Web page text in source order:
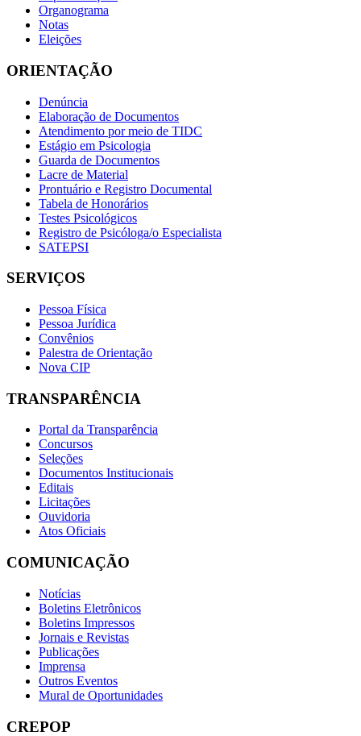
Organograma
Notas
Eleições
ORIENTAÇÃO
Denúncia
Elaboração de Documentos
Atendimento por meio de TIDC
Estágio em Psicologia
Guarda de Documentos
Lacre de Material
Prontuário e Registro Documental
Tabela de Honorários
Testes Psicológicos
Registro de Psicóloga/o Especialista
SATEPSI
SERVIÇOS
Pessoa Física
Pessoa Jurídica
Convênios
Palestra de Orientação
Nova CIP
TRANSPARÊNCIA
Portal da Transparência
Concursos
Seleções
Documentos Institucionais
Editais
Licitações
Ouvidoria
Atos Oficiais
COMUNICAÇÃO
Notícias
Boletins Eletrônicos
Boletins Impressos
Jornais e Revistas
Publicações
Imprensa
Outros Eventos
Mural de Oportunidades
CREPOP